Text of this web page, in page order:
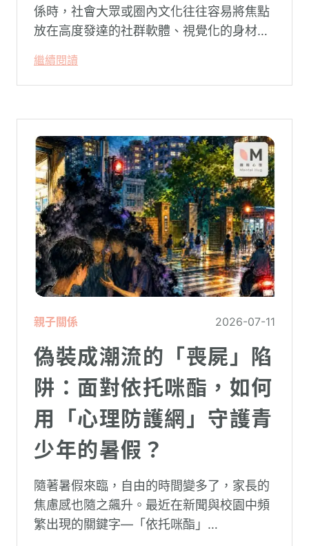
係時，社會大眾或圈內文化往往容易將焦點
放在高度發達的社群軟體、視覺化的身材資
砲文化的普及度上。
繼續閱讀
親子關係 2026-07-11
偽裝成潮流的「喪屍」陷
阱：面對依托咪酯，如何
用「心理防護網」守護青
少年的暑假？
隨著暑假來臨，自由的時間變多了，家長的
焦慮感也隨之飆升。最近在新聞與校園中頻
繁出現的關鍵字—「依托咪酯」